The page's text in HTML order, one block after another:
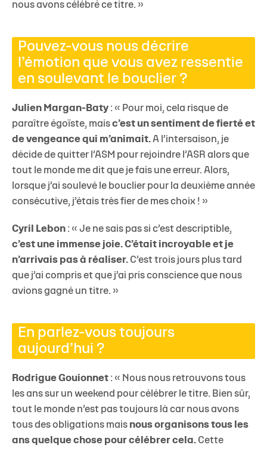
nous avons célébré ce titre. »
Pouvez-vous nous décrire
l’émotion que vous avez ressentie
en soulevant le bouclier ?
Julien Margan-Baty : « Pour moi, cela risque de
paraître égoïste, mais c’est un sentiment de fierté et
de vengeance qui m’animait. A l’intersaison, je
décide de quitter l’ASM pour rejoindre l’ASR alors que
tout le monde me dit que je fais une erreur. Alors,
lorsque j’ai soulevé le bouclier pour la deuxième année
consécutive, j’étais très fier de mes choix ! »
Cyril Lebon : « Je ne sais pas si c’est descriptible,
c’est une immense joie. C’était incroyable et je
n’arrivais pas à réaliser. C’est trois jours plus tard
que j’ai compris et que j’ai pris conscience que nous
avions gagné un titre. »
En parlez-vous toujours
aujourd’hui ?
Rodrigue Gouionnet : « Nous nous retrouvons tous
les ans sur un weekend pour célébrer le titre. Bien sûr,
tout le monde n’est pas toujours là car nous avons
tous des obligations mais nous organisons tous les
ans quelque chose pour célébrer cela. Cette